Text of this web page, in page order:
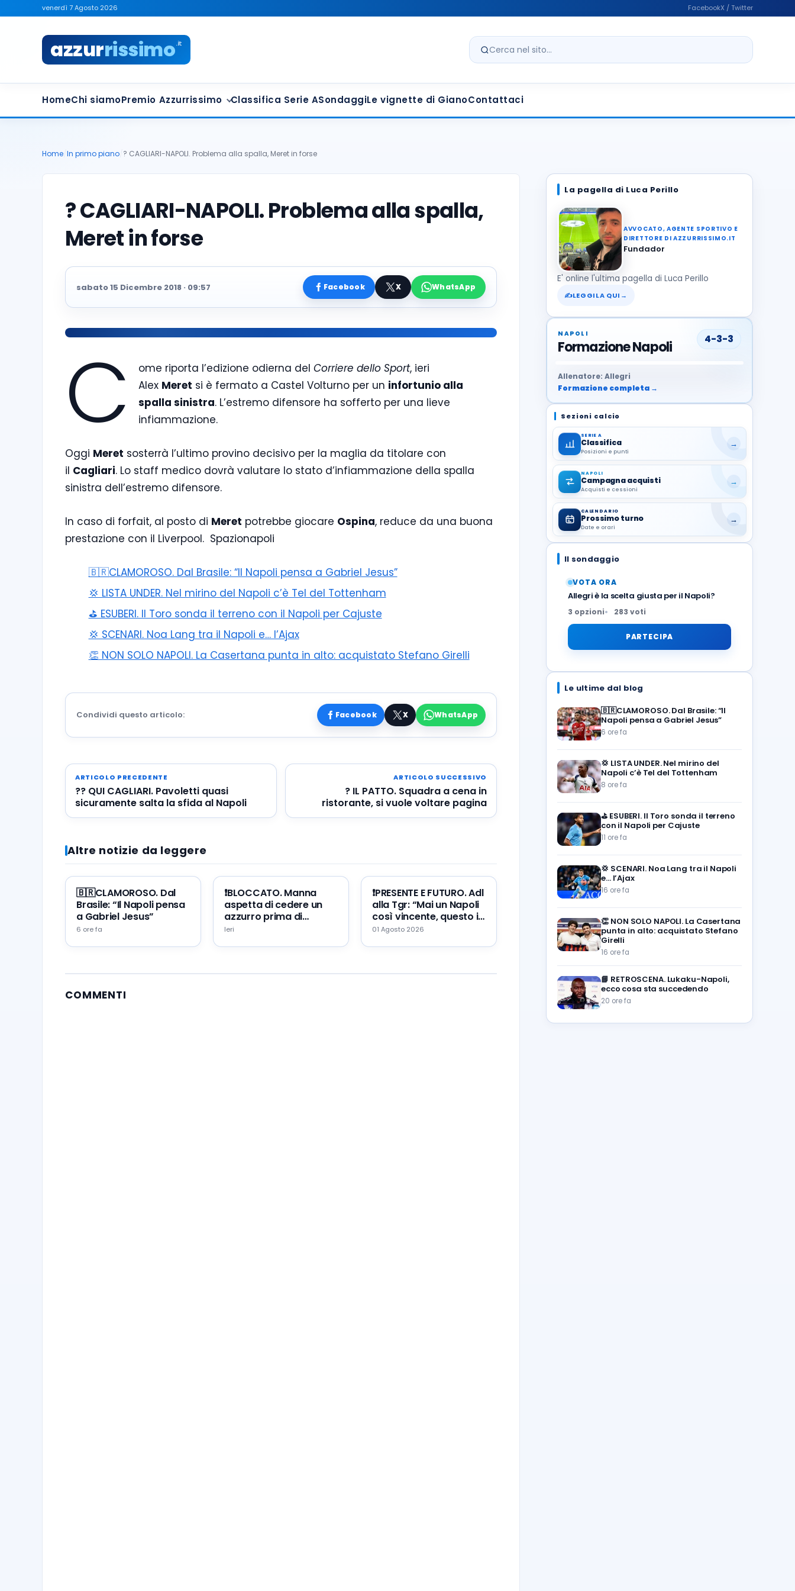
venerdì 7 Agosto 2026 FacebookX / Twitter
azzurrissimo.it
Cerca nel sito
HomeChi siamoPremio Azzurrissimo Classifica Serie ASondaggiLe vignette di GianoContattaci
Home In primo piano ? CAGLIARI-NAPOLI. Problema alla spalla, Meret in forse
? CAGLIARI-NAPOLI. Problema alla spalla,
Meret in forse
sabato 15 Dicembre 2018 · 09:57 Facebook X WhatsApp
C ome riporta l’edizione odierna delCorriere dello Sport, ieri
Alex Meret si è fermato a Castel Volturno per un infortunio alla
spalla sinistra. L’estremo difensore ha sofferto per una lieve
infiammazione.
Oggi Meret sosterrà l’ultimo provino decisivo per la maglia da titolare con
il Cagliari. Lo staff medico dovrà valutare lo stato d’infiammazione della spalla
sinistra dell’estremo difensore.
In caso di forfait, al posto di Meret potrebbe giocare Ospina, reduce da una buona
prestazione con il Liverpool. Spazionapoli
🇧🇷CLAMOROSO. Dal Brasile: “Il Napoli pensa a Gabriel Jesus”
💢 LISTA UNDER. Nel mirino del Napoli c’è Tel del Tottenham
⛳ ESUBERI. Il Toro sonda il terreno con il Napoli per Cajuste
💢 SCENARI. Noa Lang tra il Napoli e… l’Ajax
👏 NON SOLO NAPOLI. La Casertana punta in alto: acquistato Stefano Girelli
Condividi questo articolo: Facebook X WhatsApp
ARTICOLO PRECEDENTE
?? QUI CAGLIARI. Pavoletti quasi
sicuramente salta la sfida al Napoli
ARTICOLO SUCCESSIVO
? IL PATTO. Squadra a cena in
ristorante, si vuole voltare pagina
Altre notizie da leggere
🇧🇷CLAMOROSO. Dal
Brasile: “Il Napoli pensa
a Gabriel Jesus”
6 ore fa
❗️BLOCCATO. Manna
aspetta di cedere un
azzurro prima di
portare Zeballos al
Ieri
❗️PRESENTE E FUTURO. Adl
alla Tgr: “Mai un Napoli
così vincente, questo il
mio errore ed il mio
01 Agosto 2026
COMMENTI
La pagella di Luca Perillo
AVVOCATO, AGENTE SPORTIVO E
DIRETTORE DI AZZURRISSIMO.IT
Fundador
E' online l'ultima pagella di Luca Perillo
✍LEGGILA QUI →
NAPOLI
Formazione Napoli 4-3-3
Allenatore: Allegri
Formazione completa →
Sezioni calcio
SERIE A
Classifica
Posizioni e punti
→
NAPOLI
Campagna acquisti
Acquisti e cessioni
→
CALENDARIO
Prossimo turno
Date e orari
→
Il sondaggio
VOTA ORA
Allegri è la scelta giusta per il Napoli?
3 opzioni 283 voti
PARTECIPA
Le ultime dal blog
🇧🇷CLAMOROSO. Dal Brasile: “Il
Napoli pensa a Gabriel Jesus”
6 ore fa
💢 LISTA UNDER. Nel mirino del
Napoli c’è Tel del Tottenham
8 ore fa
⛳ ESUBERI. Il Toro sonda il terreno
con il Napoli per Cajuste
11 ore fa
💢 SCENARI. Noa Lang tra il Napoli
e… l’Ajax
16 ore fa
👏 NON SOLO NAPOLI. La Casertana
punta in alto: acquistato Stefano
Girelli
16 ore fa
📘 RETROSCENA. Lukaku-Napoli,
ecco cosa sta succedendo
20 ore fa